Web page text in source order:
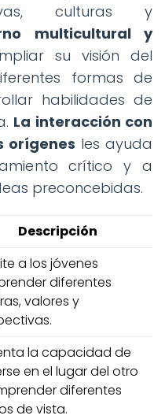
culturas y
multicultural y
su visión del
formas de
habilidades de
La interacción con
orígenes les ayuda
crítico y a
preconcebidas.
Descripción
a los jóvenes
diferentes
valores y
la capacidad de
en el lugar del otro
diferentes
de vista.